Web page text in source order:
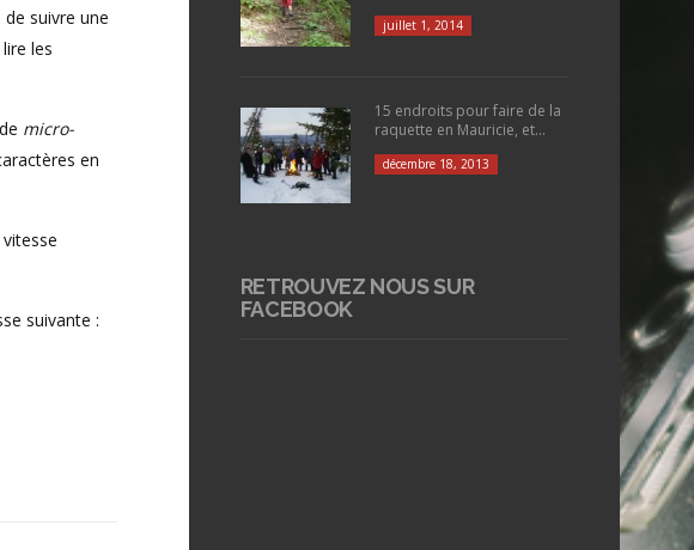
suivre une
les
micro-
en
suivante :
juillet 1, 2014
15 endroits pour faire de la
raquette en Mauricie, et...
décembre 18, 2013
RETROUVEZ NOUS SUR
FACEBOOK